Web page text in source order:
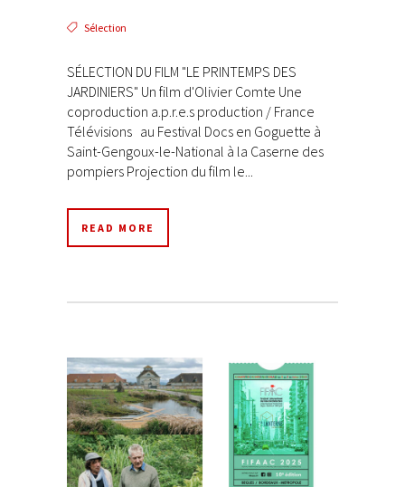
Sélection
SÉLECTION DU FILM "LE PRINTEMPS DES
JARDINIERS" Un film d'Olivier Comte Une
coproduction a.p.r.e.s production / France
Télévisions au Festival Docs en Goguette à
Saint-Gengoux-le-National à la Caserne des
pompiers Projection du film le...
READ MORE